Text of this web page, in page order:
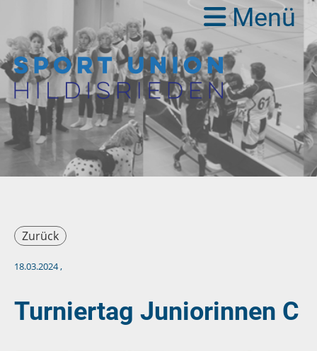
Menü
Zurück
18.03.2024,
Turniertag Juniorinnen C